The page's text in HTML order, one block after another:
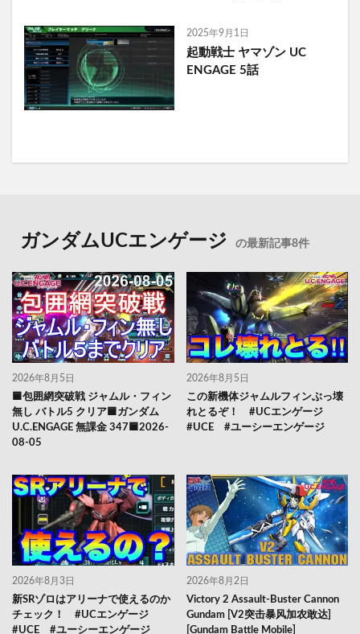
2025年9月1日
起動戦士 ヤマゾン UC
ENGAGE 5話
ガンダムUCエンゲージ の最新記事8件
2026年8月5日
🟦包囲網突破戦 ジャムル・フィン
無し バトル5 クリア🟦ガンダム
U.C.ENGAGE 無課金 347🟦2026-
08-05
2026年8月5日
この新機体ジャムルフィンぶっ壊
れとるぞ！ #UCエンゲージ
#UCE #ユーシーエンゲージ
2026年8月3日
新SRゾロはアリーナで使えるのか
チェック！ #UCエンゲージ
#UCE #ユーシーエンゲージ
2026年8月2日
Victory 2 Assault-Buster Cannon
Gundam [V2突击暴风加农敢达]
[Gundam Battle Mobile]